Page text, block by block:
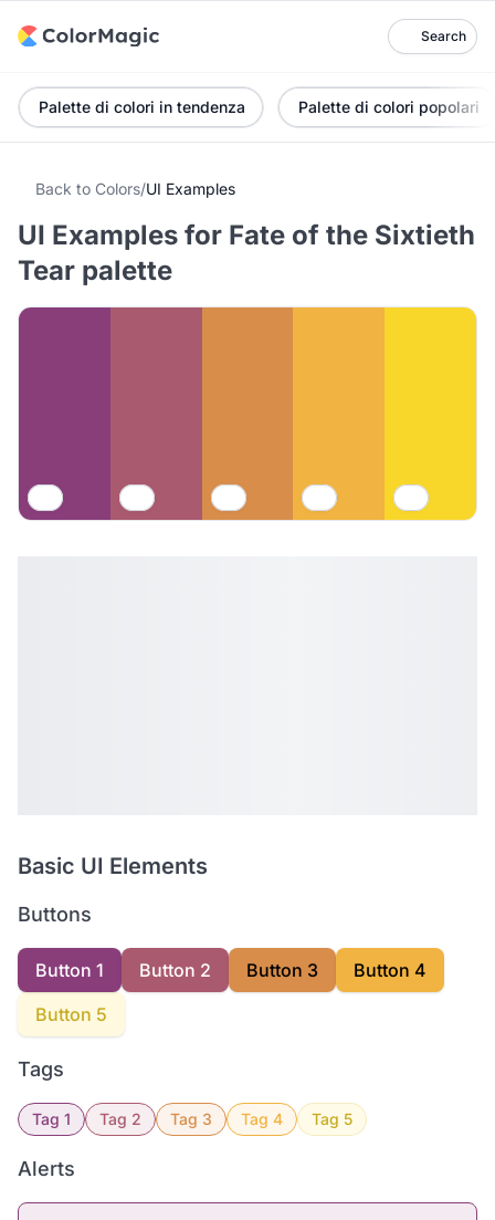
Search
Palette di colori in tendenza Palette di colori popolari
Back to Colors/UI Examples
UI Examples for Fate of the Sixtieth
Tear palette
Basic UI Elements
Buttons
Button 1 Button 2 Button 3
Button 4
Button 5
Tags
Tag 1 Tag 2 Tag 3 Tag 4 Tag 5
Alerts